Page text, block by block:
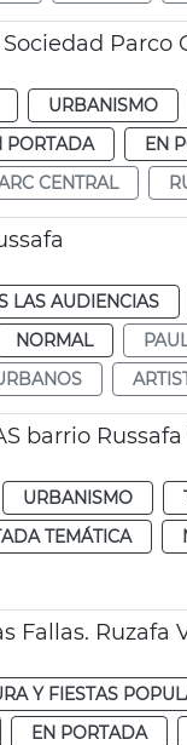
Parco
URBANISMO
PORTADA EN
CENTRAL
LAS AUDIENCIAS
NORMAL
barrio Russafa
URBANISMO
TEMÁTICA
Fallas. Ruzafa
Y FIESTAS
EN PORTADA